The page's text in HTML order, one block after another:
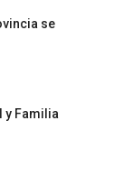
se
y Familia